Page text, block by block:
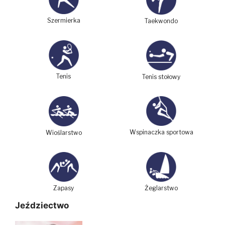
Szermierka Taekwondo
Tenis Tenis stołowy
Wioślarstwo Wspinaczka sportowa
Zapasy Żeglarstwo
Jeździectwo